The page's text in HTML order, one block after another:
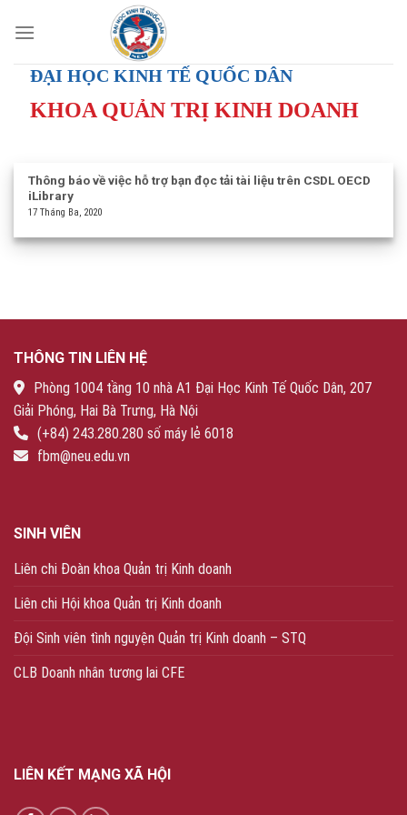
ĐẠI HỌC KINH TẾ QUỐC DÂN
KHOA QUẢN TRỊ KINH DOANH
Thông báo về việc hỗ trợ bạn đọc tải tài liệu trên CSDL OECD
iLibrary
17 Tháng Ba, 2020
THÔNG TIN LIÊN HỆ
Phòng 1004 tầng 10 nhà A1 Đại Học Kinh Tế Quốc Dân, 207
Giải Phóng, Hai Bà Trưng, Hà Nội
(+84) 243.280.280 số máy lẻ 6018
fbm@neu.edu.vn
SINH VIÊN
Liên chi Đoàn khoa Quản trị Kinh doanh
Liên chi Hội khoa Quản trị Kinh doanh
Đội Sinh viên tình nguyện Quản trị Kinh doanh – STQ
CLB Doanh nhân tương lai CFE
LIÊN KẾT MẠNG XÃ HỘI